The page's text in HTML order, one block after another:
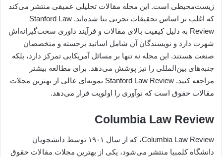
زیست‌محیطی است. این مجله مقالات تحلیلی عمیقی منتشر می‌کند
که اغلب بر اساس تحقیقات تجربی بنا شده‌اند. Stanford Law
Review به دلیل کیفیت بالای مقالات و فرآیند داوری سخت‌گیرانه‌اش
شهرت دارد و نویسندگان آن شامل اساتید برجسته و متخصصان
صنعت هستند. این مجله نه تنها بر مسائل آمریکایی تمرکز دارد، بلکه
جنبه‌های بین‌المللی را نیز پوشش می‌دهد. برای مطالعه بیشتر
مراجعه کنید. Stanford Law Review نمونه‌ای عالی از بهترین مجلات
مقالات حقوق است که نوآوری را اولویت قرار می‌دهد.
Columbia Law Review
Columbia Law Review، که از سال ۱۹۰۱ توسط دانشجویان
دانشگاه کلمبیا منتشر می‌شود، یکی از بهترین مجلات مقالات حقوق